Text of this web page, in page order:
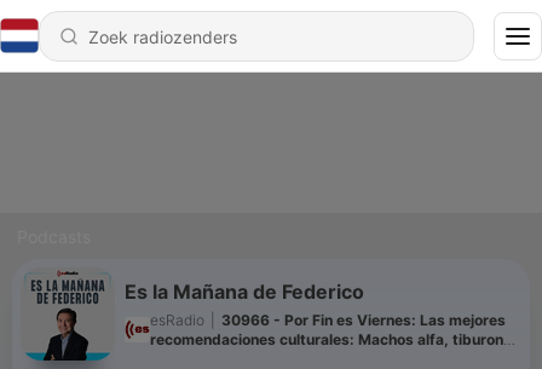
Es la Mañana de Federico
esRadio
30966 - Por Fin es Viernes: Las mejores
recomendaciones culturales: Machos alfa, tiburones